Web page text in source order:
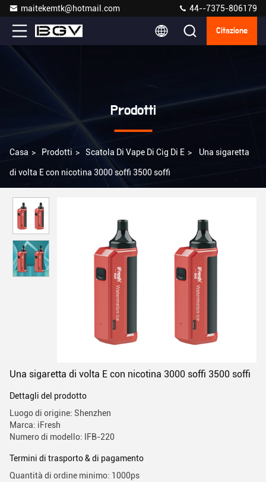
maitekemtk@hotmail.com 44--7375-806179
Citazione
Prodotti
Casa > Prodotti > Scatola Di Vape Di Cig Di E > Una sigaretta
di volta E con nicotina 3000 soffi 3500 soffi
Una sigaretta di volta E con nicotina 3000 soffi 3500 soffi
Dettagli del prodotto
Luogo di origine: Shenzhen
Marca: iFresh
Numero di modello: IFB-220
Termini di trasporto & di pagamento
Quantità di ordine minimo: 1000ps